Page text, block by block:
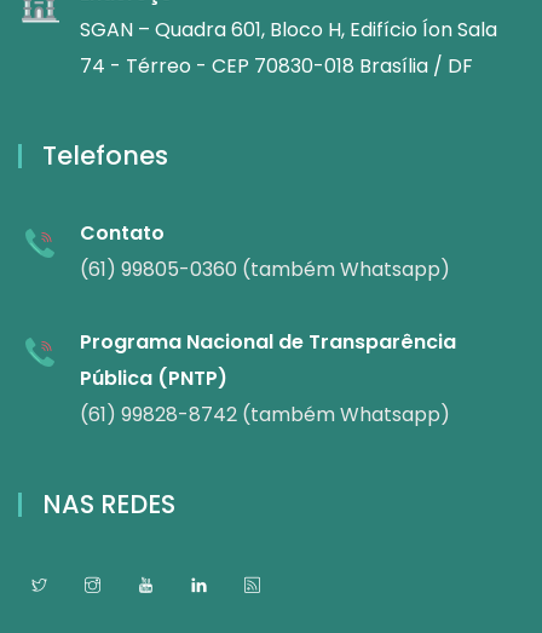
SGAN – Quadra 601, Bloco H, Edifício Íon Sala
74 - Térreo - CEP 70830-018 Brasília / DF
Telefones
Contato
(61) 99805-0360 (também Whatsapp)
Programa Nacional de Transparência
Pública (PNTP)
(61) 99828-8742 (também Whatsapp)
NAS REDES